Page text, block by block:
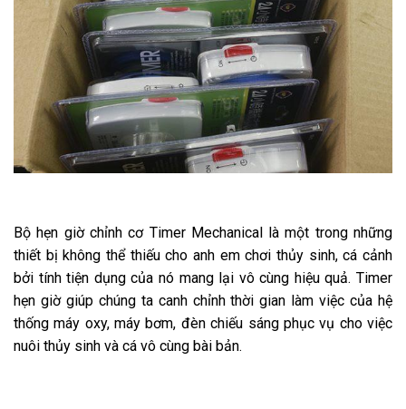
Bộ hẹn giờ chỉnh cơ Timer Mechanical là một trong những
thiết bị không thể thiếu cho anh em chơi thủy sinh, cá cảnh
bởi tính tiện dụng của nó mang lại vô cùng hiệu quả. Timer
hẹn giờ giúp chúng ta canh chỉnh thời gian làm việc của hệ
thống máy oxy, máy bơm, đèn chiếu sáng phục vụ cho việc
nuôi thủy sinh và cá vô cùng bài bản.